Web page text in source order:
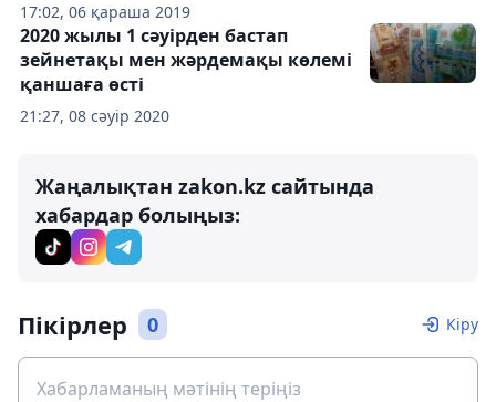
17:02, 06 қараша 2019
21:27, 08 сәуір 2020
2020 жылы 1 сәуірден бастап
зейнетақы мен жәрдемақы көлемі
қаншаға өсті
Жаңалықтан zakon.kz сайтында
хабардар болыңыз:
Пікірлер 0 Кіру